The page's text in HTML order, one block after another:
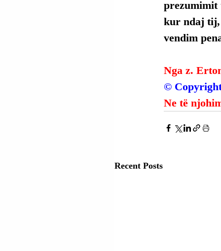
prezumimit
kur ndaj tij,
vendim
Nga z.
©
Ne të
Recent Posts